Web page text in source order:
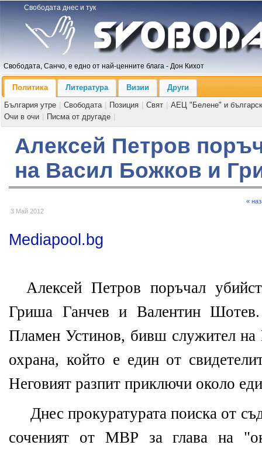
Свободата днес и тук
Свободата, Санчо, е едно от най-ценните блага - Дон Кихот
Политика Литература Визии
Други
България утре
Свободата Позиция Свят
АЕЦ "Белене" и
Очи в очи
Писма от другаде
Алексей Петров
на Васил Божков и
3 Май 2012
«
Mediapool.bg
Алексей Петров поръчал
Гриша Ганчев и Валентин
Пламен Устинов, бивш служител на
охрана, който е един от
Неговият разпит приключи около
Днес прокуратурата поиска от
соченият от МВР за глава на